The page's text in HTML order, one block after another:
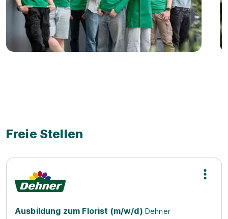
Freie Stellen
Ausbildung zum Florist (m/w/d) Dehner